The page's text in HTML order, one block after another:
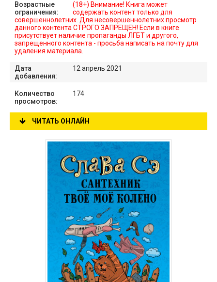
Возрастные
ограничения:
(18+) Внимание! Книга может
содержать контент только для
совершеннолетних. Для несовершеннолетних просмотр
данного контента СТРОГО ЗАПРЕЩЕН! Если в книге
присутствует наличие пропаганды ЛГБТ и другого,
запрещенного контента - просьба написать на почту для
удаления материала.
Дата
добавления:
12 апрель 2021
Количество
просмотров:
174
ЧИТАТЬ ОНЛАЙН